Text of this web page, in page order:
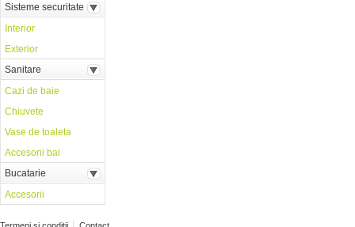
Sisteme securitate
Interior
Exterior
Sanitare
Cazi de baie
Chiuvete
Vase de toaleta
Accesorii bai
Bucatarie
Accesorii